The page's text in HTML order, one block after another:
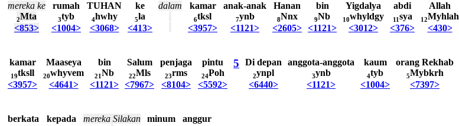
mereka ke
2Mta
<853>
rumah
3tyb
<1004>
TUHAN
4hwhy
<3068>
ke
5la
<413>
dalam kamar
6tksl
<3957>
anak-anak
7ynb
<1121>
Hanan
8Nnx
<2605>
bin
9Nb
<1121>
Yigdalya
10whyldgy
<3012>
abdi
11sya
<376>
Allah
12Myhlah
<430>
kamar
19tksll
<3957>
Maaseya
20whyvem
<4641>
bin
21Nb
<1121>
Salum
22Mls
<7967>
penjaga
23rms
<8104>
pintu
24Poh
<5592>
5 Di depan
2ynpl
<6440>
anggota-anggota
3ynb
<1121>
kaum
4tyb
<1004>
orang Rekhab
5Mybkrh
<7397>
berkata kepada mereka Silakan minum anggur